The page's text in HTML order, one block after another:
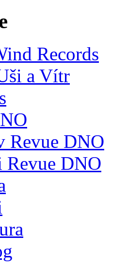
Records
a Vítr
Revue DNO
DNO